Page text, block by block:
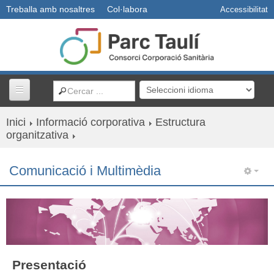
Accessibilitat
Col·labora
Treballa amb nosaltres
Centres i serveis
R+D+I
Inici Informació corporativa
Estructura
organitzativa
Comunicació i Multimèdia
Presentació